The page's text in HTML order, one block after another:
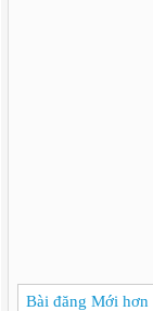
Bài đăng Mới hơn